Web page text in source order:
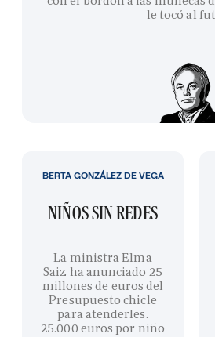
le tocó al
NIÑOS SIN REDES
La ministra Elma
Saiz ha anunciado 25
millones de euros del
Presupuesto chicle
para atenderles.
25.000 euros por niño
BERTA GONZÁLEZ DE VEGA